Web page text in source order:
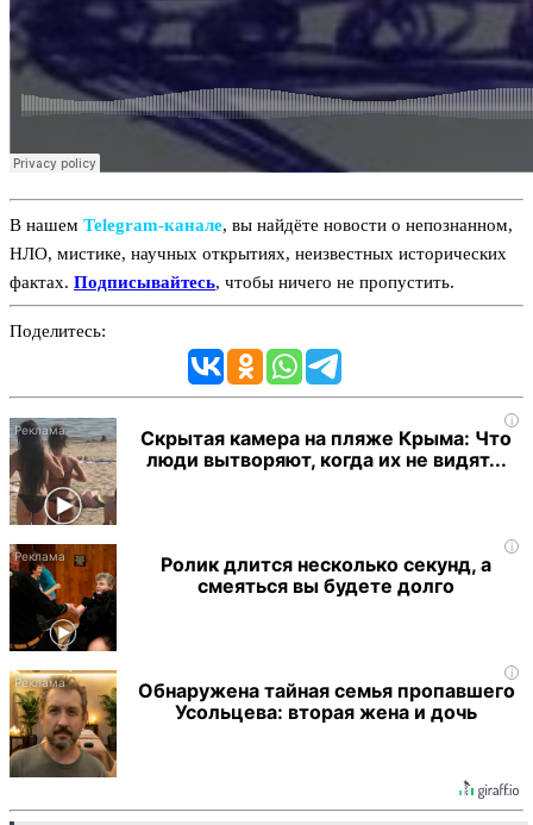
В нашем Telegram‑канале, вы найдёте новости о непознанном,
НЛО, мистике, научных открытиях, неизвестных исторических
фактах. Подписывайтесь, чтобы ничего не пропустить.
Поделитесь:
i
Скрытая камера на пляже Крыма: Что
люди вытворяют, когда их не видят...
i
Ролик длится несколько секунд, а
смеяться вы будете долго
i
Обнаружена тайная семья пропавшего
Усольцева: вторая жена и дочь